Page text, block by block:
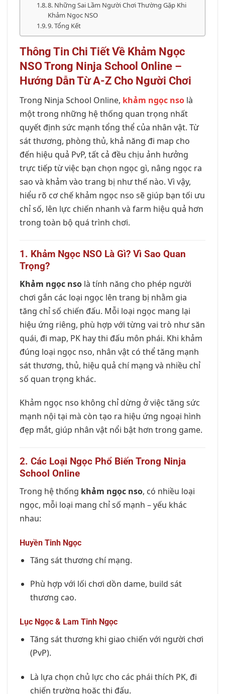
8. Những Sai Lầm Người Chơi Thường Gặp Khi
Khảm Ngọc NSO
9. Tổng Kết
Thông Tin Chi Tiết Về Khảm Ngọc
NSO Trong Ninja School Online –
Hướng Dẫn Từ A-Z Cho Người Chơi
Trong Ninja School Online, khảm ngọc nso là
một trong những hệ thống quan trọng nhất
quyết định sức mạnh tổng thể của nhân vật. Từ
sát thương, phòng thủ, khả năng đi map cho
đến hiệu quả PvP, tất cả đều chịu ảnh hưởng
trực tiếp từ việc bạn chọn ngọc gì, nâng ngọc ra
sao và khảm vào trang bị như thế nào. Vì vậy,
hiểu rõ cơ chế khảm ngọc nso sẽ giúp bạn tối ưu
chỉ số, lên lực chiến nhanh và farm hiệu quả hơn
trong toàn bộ quá trình chơi.
1. Khảm Ngọc NSO Là Gì? Vì Sao Quan
Trọng?
Khảm ngọc nso là tính năng cho phép người
chơi gắn các loại ngọc lên trang bị nhằm gia
tăng chỉ số chiến đấu. Mỗi loại ngọc mang lại
hiệu ứng riêng, phù hợp với từng vai trò như săn
quái, đi map, PK hay thi đấu môn phái. Khi khảm
đúng loại ngọc nso, nhân vật có thể tăng mạnh
sát thương, thủ, hiệu quả chí mạng và nhiều chỉ
số quan trọng khác.
Khảm ngọc nso không chỉ dừng ở việc tăng sức
mạnh nội tại mà còn tạo ra hiệu ứng ngoại hình
đẹp mắt, giúp nhân vật nổi bật hơn trong game.
2. Các Loại Ngọc Phổ Biến Trong Ninja
School Online
Trong hệ thống khảm ngọc nso, có nhiều loại
ngọc, mỗi loại mang chỉ số mạnh – yếu khác
nhau:
Huyền Tinh Ngọc
Tăng sát thương chí mạng.
Phù hợp với lối chơi dồn dame, build sát
thương cao.
Lục Ngọc & Lam Tinh Ngọc
Tăng sát thương khi giao chiến với người chơi
(PvP).
Là lựa chọn chủ lực cho các phái thích PK, đi
chiến trường hoặc thi đấu.